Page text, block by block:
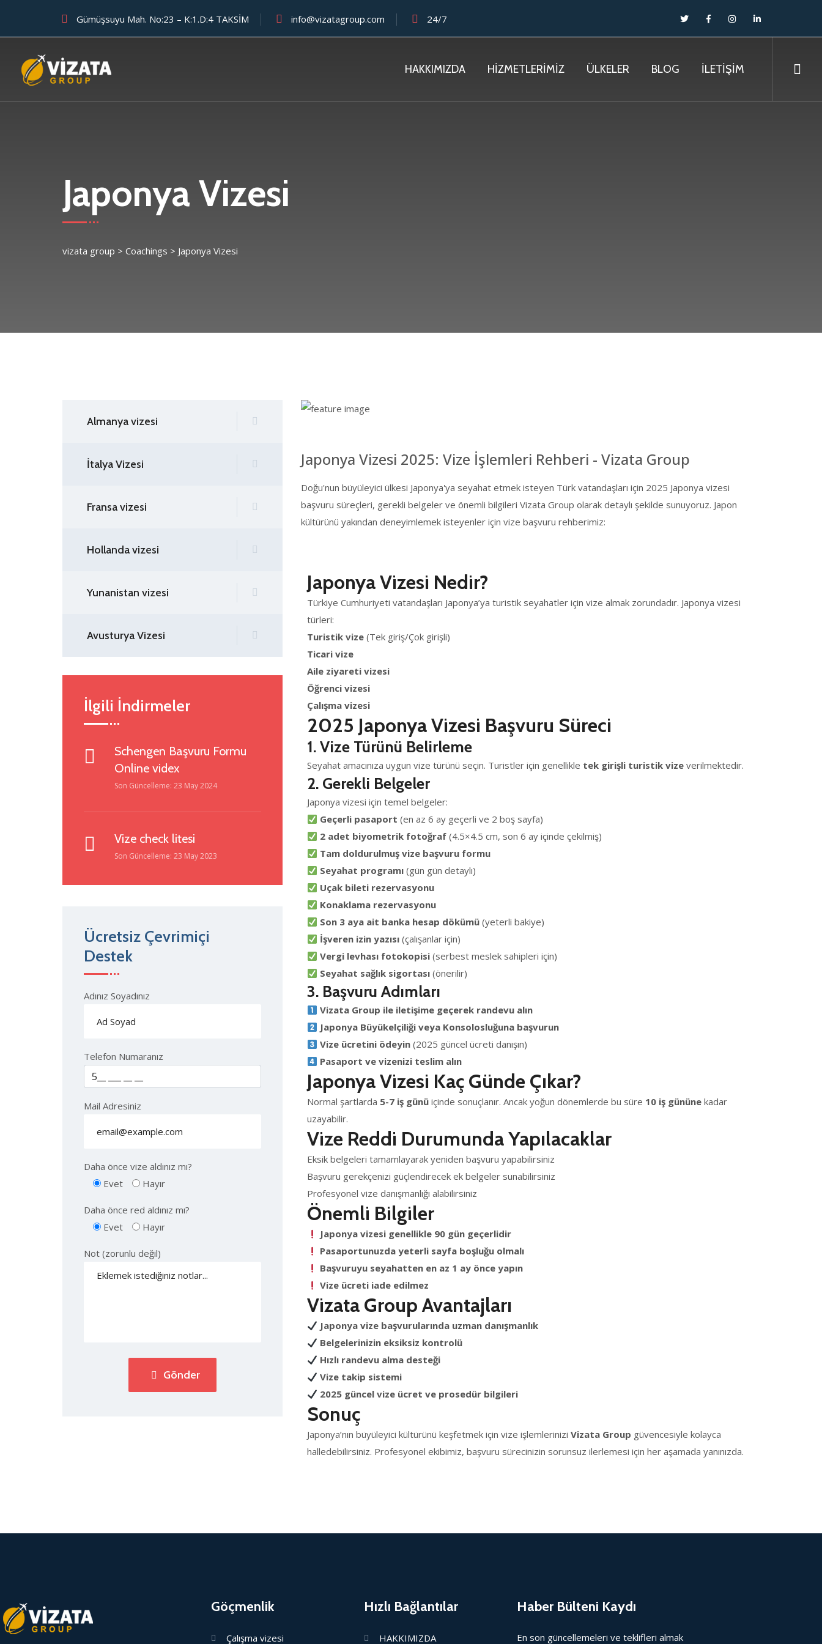
Gümüşsuyu Mah. No:23 – K:1.D:4 TAKSİM info@vizatagroup.com 24/7
HAKKIMIZDA HİZMETLERİMİZ ÜLKELER BLOG İLETİŞİM
Japonya Vizesi
vizata group > Coachings > Japonya Vizesi
Almanya vizesi
İtalya Vizesi
Fransa vizesi
Hollanda vizesi
Yunanistan vizesi
Avusturya Vizesi
İlgili İndirmeler
Schengen Başvuru Formu
Online videx
Son Güncelleme: 23 May 2024
Vize check litesi
Son Güncelleme: 23 May 2023
Ücretsiz Çevrimiçi
Destek
Adınız Soyadınız
Telefon Numaranız
Mail Adresiniz
Daha önce vize aldınız mı?
Evet
Hayır
Daha önce red aldınız mı?
Evet
Hayır
Not (zorunlu değil)
Gönder
Japonya Vizesi 2025: Vize İşlemleri Rehberi - Vizata Group
Doğu'nun büyüleyici ülkesi Japonya'ya seyahat etmek isteyen Türk vatandaşları için 2025 Japonya vizesi
başvuru süreçleri, gerekli belgeler ve önemli bilgileri Vizata Group olarak detaylı şekilde sunuyoruz. Japon
kültürünü yakından deneyimlemek isteyenler için vize başvuru rehberimiz:
Japonya Vizesi Nedir?
Türkiye Cumhuriyeti vatandaşları Japonya’ya turistik seyahatler için vize almak zorundadır. Japonya vizesi
türleri:
Turistik vize (Tek giriş/Çok girişli)
Ticari vize
Aile ziyareti vizesi
Öğrenci vizesi
Çalışma vizesi
2025 Japonya Vizesi Başvuru Süreci
1. Vize Türünü Belirleme
Seyahat amacınıza uygun vize türünü seçin. Turistler için genellikle tek girişli turistik vize verilmektedir.
2. Gerekli Belgeler
Japonya vizesi için temel belgeler:
Geçerli pasaport (en az 6 ay geçerli ve 2 boş sayfa)
2 adet biyometrik fotoğraf (4.5×4.5 cm, son 6 ay içinde çekilmiş)
Tam doldurulmuş vize başvuru formu
Seyahat programı (gün gün detaylı)
Uçak bileti rezervasyonu
Konaklama rezervasyonu
Son 3 aya ait banka hesap dökümü (yeterli bakiye)
İşveren izin yazısı (çalışanlar için)
Vergi levhası fotokopisi (serbest meslek sahipleri için)
Seyahat sağlık sigortası (önerilir)
3. Başvuru Adımları
Vizata Group ile iletişime geçerek randevu alın
Japonya Büyükelçiliği veya Konsolosluğuna başvurun
Vize ücretini ödeyin (2025 güncel ücreti danışın)
Pasaport ve vizenizi teslim alın
Japonya Vizesi Kaç Günde Çıkar?
Normal şartlarda 5-7 iş günü içinde sonuçlanır. Ancak yoğun dönemlerde bu süre 10 iş gününe kadar
uzayabilir.
Vize Reddi Durumunda Yapılacaklar
Eksik belgeleri tamamlayarak yeniden başvuru yapabilirsiniz
Başvuru gerekçenizi güçlendirecek ek belgeler sunabilirsiniz
Profesyonel vize danışmanlığı alabilirsiniz
Önemli Bilgiler
Japonya vizesi genellikle 90 gün geçerlidir
Pasaportunuzda yeterli sayfa boşluğu olmalı
Başvuruyu seyahatten en az 1 ay önce yapın
Vize ücreti iade edilmez
Vizata Group Avantajları
Japonya vize başvurularında uzman danışmanlık
Belgelerinizin eksiksiz kontrolü
Hızlı randevu alma desteği
Vize takip sistemi
2025 güncel vize ücret ve prosedür bilgileri
Sonuç
Japonya’nın büyüleyici kültürünü keşfetmek için vize işlemlerinizi Vizata Group güvencesiyle kolayca
halledebilirsiniz. Profesyonel ekibimiz, başvuru sürecinizin sorunsuz ilerlemesi için her aşamada yanınızda.
Göçmenlik
Çalışma vizesi
Hızlı Bağlantılar
HAKKIMIZDA
Haber Bülteni Kaydı
En son güncellemeleri ve teklifleri almak